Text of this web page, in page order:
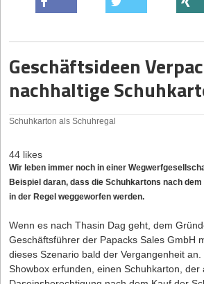
Geschäftsideen
nachhaltige
Schuhkarton als Schuhregal
44 likes
Wir leben immer noch in einer
Beispiel daran, dass die Schuhkartons nach
in der Regel weggeworfen werden.
Wenn es nach Thasin Dag geht, dem
Geschäftsführer der Papacks Sales GmbH
dieses Szenario bald der Vergangenheit
Showbox erfunden, einen Schuhkarton, der